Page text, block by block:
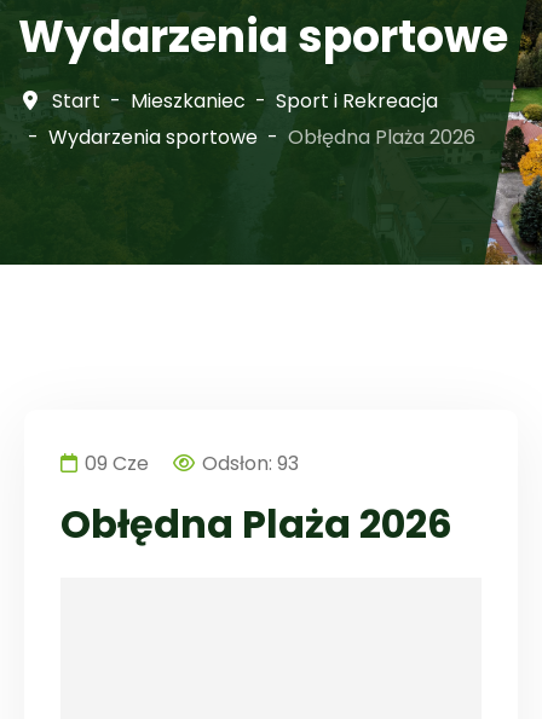
Wydarzenia sportowe
Start Mieszkaniec
Sport i Rekreacja
Wydarzenia sportowe
Obłędna Plaża 2026
09 Cze Odsłon: 93
Obłędna Plaża 2026